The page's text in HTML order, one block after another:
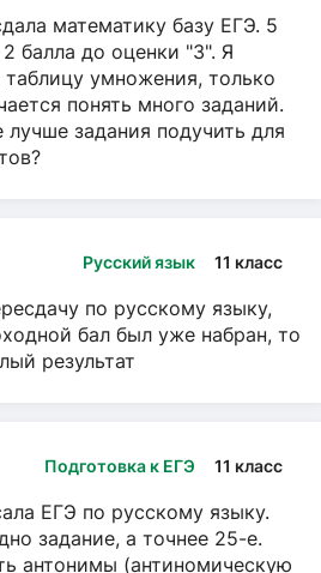
математику базу ЕГЭ. 5
балла до оценки "3". Я
умножения, только
понять много заданий.
задания подучить для
Русский язык 11 класс
по русскому языку,
бал был уже набран, то
результат
Подготовка к ЕГЭ 11 класс
ЕГЭ по русскому языку.
задание, а точнее 25-е.
антонимы (антиномическую